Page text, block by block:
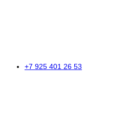
+7 925 401 26 53